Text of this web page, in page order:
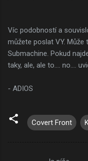
Víc podobností a
můžete poslat VY.
Submachine. Pokud
taky, ale, ale to.... no....
- ADIOS
Covert Front